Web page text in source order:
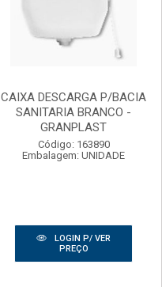
CAIXA DESCARGA P/BACIA
SANITARIA BRANCO -
GRANPLAST
Código: 163890
Embalagem: UNIDADE
LOGIN P/ VER
PREÇO